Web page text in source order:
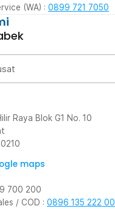
(WA) : 0899 721 7050
Raya Blok G1 No. 10
maps
700 200
/ COD : 0896 135 222 00